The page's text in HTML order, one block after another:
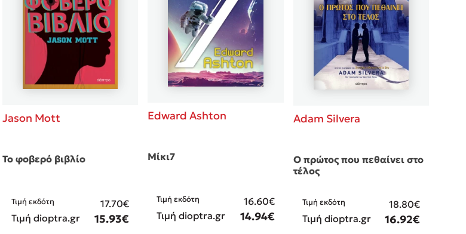
Jason Mott
Το φοβερό βιβλίο
Τιμή εκδότη
17.70€
Τιμή dioptra.gr
15.93€
Edward Ashton
Μίκι7
Τιμή εκδότη
16.60€
Τιμή dioptra.gr
14.94€
Adam Silvera
Ο πρώτος που πεθαίνει στο
τέλος
Τιμή εκδότη
18.80€
Τιμή dioptra.gr
16.92€